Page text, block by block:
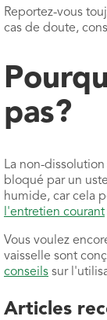
Reportez-vous
cas de doute,
pas?
La non-
bloqué par un
humide, car cela
l'entretien courant
Vous voulez
vaisselle sont
conseils sur
Articles